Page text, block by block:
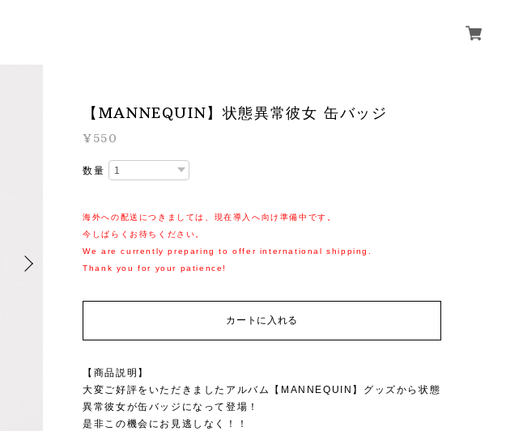
【MANNEQUIN】状態異常彼女 缶バッジ
¥550
数量
海外への配送につきましては、現在導入へ向け準備中です。
今しばらくお待ちください。
We are currently preparing to offer international shipping.
Thank you for your patience!
カートに入れる
【商品説明】
大変ご好評をいただきましたアルバム【MANNEQUIN】グッズから状態
異常彼女が缶バッジになって登場！
是非この機会にお見逃しなく！！